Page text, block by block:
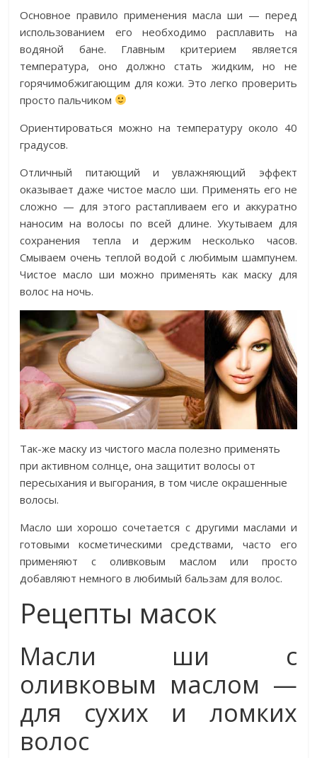
Основное правило применения масла ши — перед
использованием его необходимо расплавить на
водяной бане. Главным критерием является
температура, оно должно стать жидким, но не
горячимобжигающим для кожи. Это легко проверить
просто пальчиком
Ориентироваться можно на температуру около 40
градусов.
Отличный питающий и увлажняющий эффект
оказывает даже чистое масло ши. Применять его не
сложно — для этого растапливаем его и аккуратно
наносим на волосы по всей длине. Укутываем для
сохранения тепла и держим несколько часов.
Смываем очень теплой водой с любимым шампунем.
Чистое масло ши можно применять как маску для
волос на ночь.
Так-же маску из чистого масла полезно применять
при активном солнце, она защитит волосы от
пересыхания и выгорания, в том числе окрашенные
волосы.
Масло ши хорошо сочетается с другими маслами и
готовыми косметическими средствами, часто его
применяют с оливковым маслом или просто
добавляют немного в любимый бальзам для волос.
Рецепты масок
Масли ши с
оливковым маслом —
для сухих и ломких
волос